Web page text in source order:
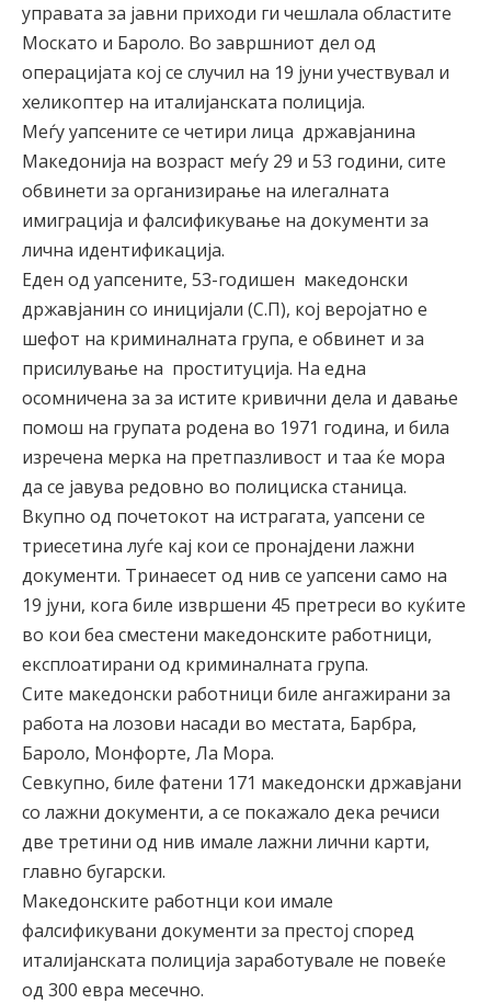
управата за јавни приходи ги чешлала областите
Москато и Бароло. Во завршниот дел од
операцијата кој се случил на 19 јуни учествувал и
хеликоптер на италијанската полиција.
Меѓу уапсените се четири лица државјанина
Македонија на возраст меѓу 29 и 53 години, сите
обвинети за организирање на илегалната
имиграција и фалсификување на документи за
лична идентификација.
Еден од уапсените, 53-годишен македонски
државјанин со иницијали (С.П), кој веројатно е
шефот на криминалната група, е обвинет и за
присилување на проституција. На една
осомничена за за истите кривични дела и давање
помош на групата родена во 1971 година, и била
изречена мерка на претпазливост и таа ќе мора
да се јавува редовно во полициска станица.
Вкупно од почетокот на истрагата, уапсени се
триесетина луѓе кај кои се пронајдени лажни
документи. Тринаесет од нив се уапсени само на
19 јуни, кога биле извршени 45 претреси во куќите
во кои беа сместени македонските работници,
експлоатирани од криминалната група.
Сите македонски работници биле ангажирани за
работа на лозови насади во местата, Барбра,
Бароло, Монфорте, Ла Мора.
Севкупно, биле фатени 171 македонски државјани
со лажни документи, а се покажало дека речиси
две третини од нив имале лажни лични карти,
главно бугарски.
Македонските работнци кои имале
фалсификувани документи за престој според
италијанската полиција заработувале не повеќе
од 300 евра месечно.